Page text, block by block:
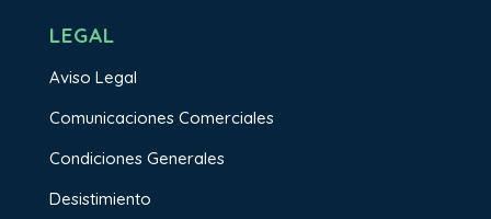
LEGAL
Aviso Legal
Comunicaciones Comerciales
Condiciones Generales
Desistimiento